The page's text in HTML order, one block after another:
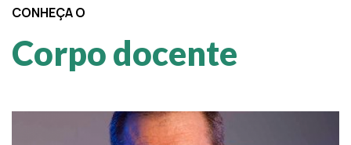
CONHEÇA O
Corpo docente